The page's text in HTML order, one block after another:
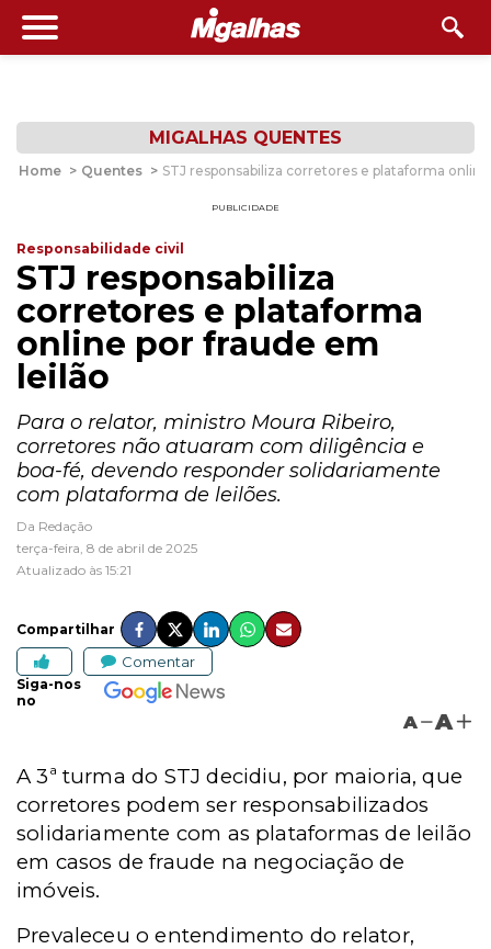
MIGALHAS QUENTES
Home > Quentes > STJ responsabiliza corretores e plataforma
PUBLICIDADE
Responsabilidade civil
STJ responsabiliza
corretores e plataforma
online por fraude em
leilão
Para o relator, ministro Moura Ribeiro,
corretores não atuaram com diligência e
boa-fé, devendo responder solidariamente
com plataforma de leilões.
Da Redação
terça-feira, 8 de abril de 2025
Atualizado às 15:21
Compartilhar
Comentar
Siga-nos
no
A A
A 3ª turma do STJ decidiu, por maioria, que
corretores podem ser responsabilizados
solidariamente com as plataformas de leilão
em casos de fraude na negociação de
imóveis.
Prevaleceu o entendimento do relator,